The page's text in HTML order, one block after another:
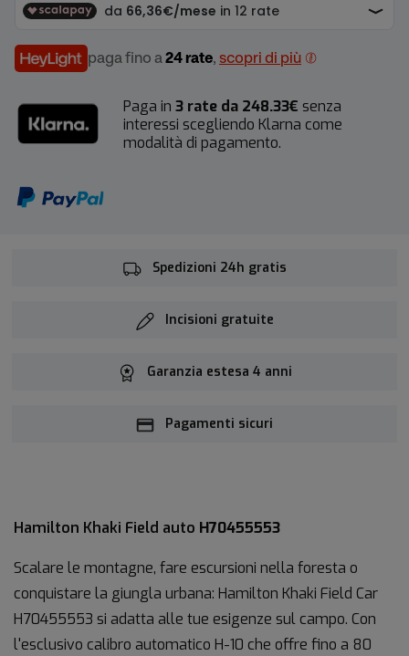
paga fino a 24 rate, scopri di più
Paga in 3 rate da 248.33€ senza
interessi scegliendo Klarna come
modalità di pagamento.
Spedizioni 24h gratis
Incisioni gratuite
Garanzia estesa 4 anni
Pagamenti sicuri
Hamilton Khaki Field auto H70455553
Scalare le montagne, fare escursioni nella foresta o
conquistare la giungla urbana: Hamilton Khaki Field Car
H70455553 si adatta alle tue esigenze sul campo. Con
l'esclusivo calibro automatico H-10 che offre fino a 80